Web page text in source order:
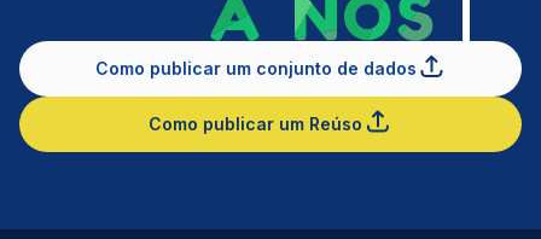
Como publicar um conjunto de dados
Como publicar um Reúso